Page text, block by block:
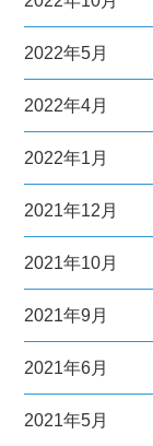
2022年5月
2022年4月
2022年1月
2021年12月
2021年10月
2021年9月
2021年6月
2021年5月